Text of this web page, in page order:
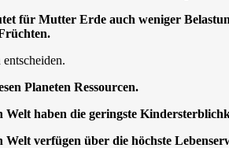
für Mutter Erde auch weniger
Planeten Ressourcen.
Welt haben die geringste
Welt verfügen über die höchste